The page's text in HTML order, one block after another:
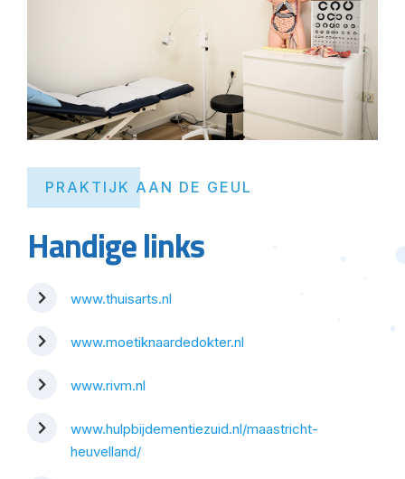
PRAKTIJK AAN DE GEUL
Handige links
www.thuisarts.nl
www.moetiknaardedokter.nl
www.rivm.nl
www.hulpbijdementiezuid.nl/maastricht-
heuvelland/